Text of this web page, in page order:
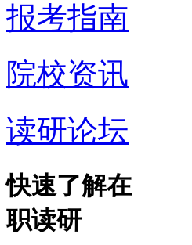
报考指南
院校资讯
读研论坛
快速了解在
职读研